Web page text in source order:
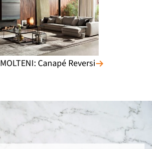
MOLTENI: Canapé Reversi